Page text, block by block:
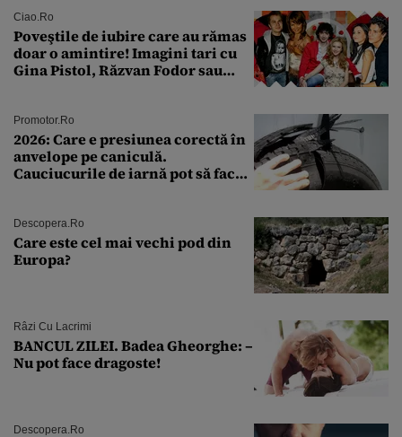
Ciao.ro
Poveştile de iubire care au rămas
doar o amintire! Imagini tari cu
Gina Pistol, Răzvan Fodor sau
Promotor.ro
2026: Care e presiunea corectă în
anvelope pe caniculă.
Cauciucurile de iarnă pot să facă
Descopera.ro
Care este cel mai vechi pod din
Europa?
Râzi Cu Lacrimi
BANCUL ZILEI. Badea Gheorghe: –
Nu pot face dragoste!
Descopera.ro